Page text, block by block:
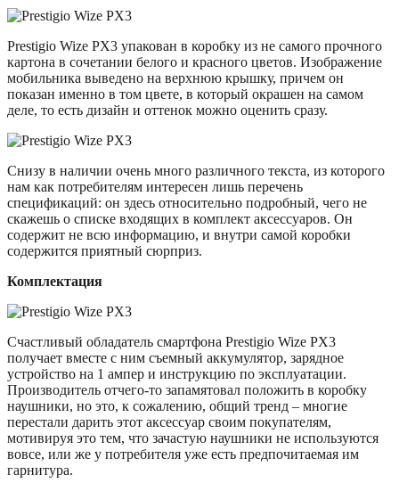
Prestigio Wize PX3 упакован в коробку из не самого прочного
картона в сочетании белого и красного цветов. Изображение
мобильника выведено на верхнюю крышку, причем он
показан именно в том цвете, в который окрашен на самом
деле, то есть дизайн и оттенок можно оценить сразу.
Снизу в наличии очень много различного текста, из которого
нам как потребителям интересен лишь перечень
спецификаций: он здесь относительно подробный, чего не
скажешь о списке входящих в комплект аксессуаров. Он
содержит не всю информацию, и внутри самой коробки
содержится приятный сюрприз.
Комплектация
Счастливый обладатель смартфона Prestigio Wize PX3
получает вместе с ним съемный аккумулятор, зарядное
устройство на 1 ампер и инструкцию по эксплуатации.
Производитель отчего-то запамятовал положить в коробку
наушники, но это, к сожалению, общий тренд – многие
перестали дарить этот аксессуар своим покупателям,
мотивируя это тем, что зачастую наушники не используются
вовсе, или же у потребителя уже есть предпочитаемая им
гарнитура.